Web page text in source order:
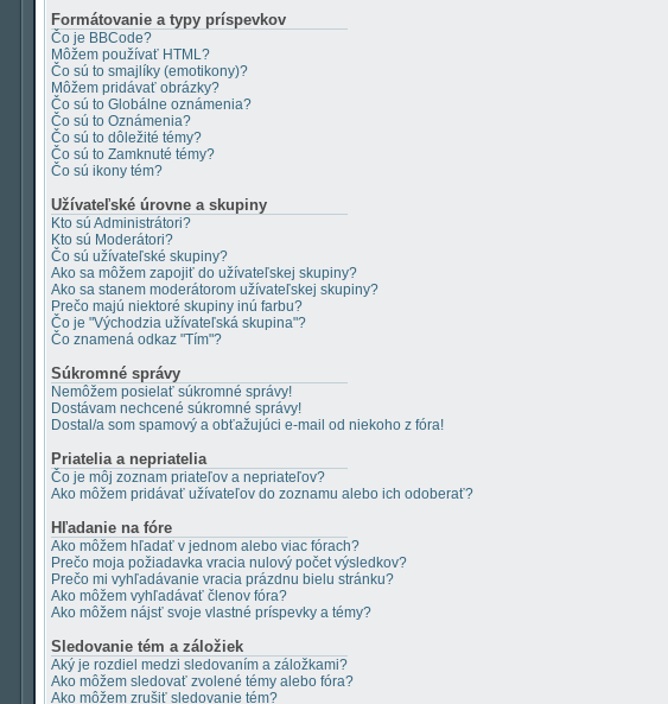
Formátovanie a typy príspevkov
Čo je BBCode?
Môžem používať HTML?
Čo sú to smajlíky (emotikony)?
Môžem pridávať obrázky?
Čo sú to Globálne oznámenia?
Čo sú to Oznámenia?
Čo sú to dôležité témy?
Čo sú to Zamknuté témy?
Čo sú ikony tém?
Užívateľské úrovne a skupiny
Kto sú Administrátori?
Kto sú Moderátori?
Čo sú užívateľské skupiny?
Ako sa môžem zapojiť do užívateľskej skupiny?
Ako sa stanem moderátorom užívateľskej skupiny?
Prečo majú niektoré skupiny inú farbu?
Čo je "Východzia užívateľská skupina"?
Čo znamená odkaz "Tím"?
Súkromné správy
Nemôžem posielať súkromné správy!
Dostávam nechcené súkromné správy!
Dostal/a som spamový a obťažujúci e-mail od niekoho z fóra!
Priatelia a nepriatelia
Čo je môj zoznam priateľov a nepriateľov?
Ako môžem pridávať užívateľov do zoznamu alebo ich odoberať?
Hľadanie na fóre
Ako môžem hľadať v jednom alebo viac fórach?
Prečo moja požiadavka vracia nulový počet výsledkov?
Prečo mi vyhľadávanie vracia prázdnu bielu stránku?
Ako môžem vyhľadávať členov fóra?
Ako môžem nájsť svoje vlastné príspevky a témy?
Sledovanie tém a záložiek
Aký je rozdiel medzi sledovaním a záložkami?
Ako môžem sledovať zvolené témy alebo fóra?
Ako môžem zrušiť sledovanie tém?